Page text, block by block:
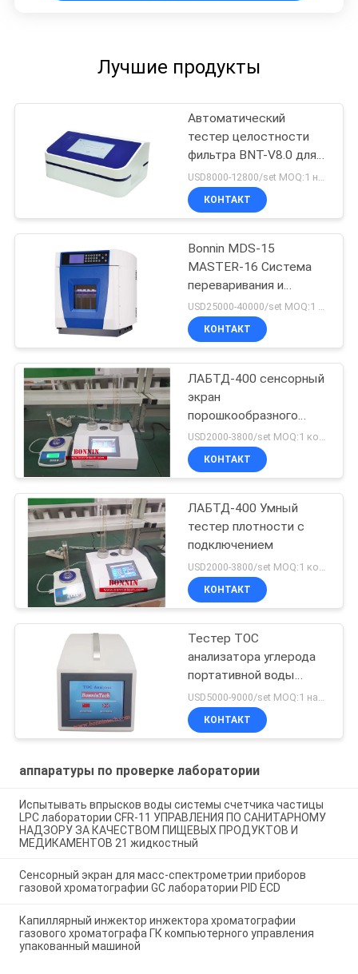
Лучшие продукты
Автоматический
тестер целостности
фильтра BNT-V8.0 для
фильтров капсулы и
мембраны
ультрафильтрования
КОНТАКТ
Bonnin MDS-15
MASTER-16 Система
переваривания и
экстракции микроволн USD25000-40000/set MOQ:1 набор
КОНТАКТ
ЛАБТД-400 сенсорный
экран
порошкообразного
теста плотности
USD2000-3800/set MOQ:1 комплект
КОНТАКТ
ЛАБТД-400 Умный
тестер плотности с
подключением
КОНТАКТ
Тестер TOC
анализатора углерода
портативной воды
впрыски TA-2.0 онлайн
автономный полный
органический
КОНТАКТ
аппаратуры по проверке лаборатории
Испытывать впрысков воды системы счетчика частицы
LPC лаборатории CFR-11 УПРАВЛЕНИЯ ПО САНИТАРНОМУ
НАДЗОРУ ЗА КАЧЕСТВОМ ПИЩЕВЫХ ПРОДУКТОВ И
МЕДИКАМЕНТОВ 21 жидкостный
Сенсорный экран для масс-спектрометрии приборов
газовой хроматографии GC лаборатории PID ECD
Капиллярный инжектор инжектора хроматографии
газового хроматографа ГК компьютерного управления
упакованный машиной